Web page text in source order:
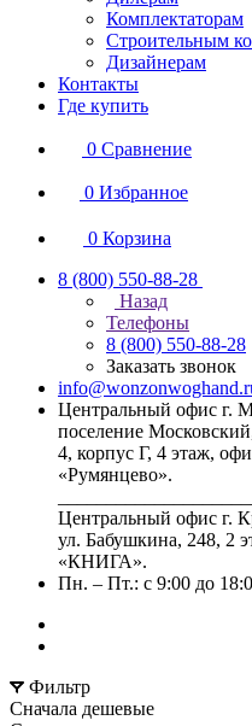
Комплектаторам
Строительным
Дизайнерам
Контакты
Где купить
0 Сравнение
0 Избранное
0 Корзина
8 (800) 550-88-28
Назад
Телефоны
8 (800) 550-88-28
Заказать звонок
Центральный офис г.
поселение
4, корпус Г, 4 этаж,
«Румянцево».
Центральный офис г.
ул. Бабушкина, 248, 2
«КНИГА».
Пн. – Пт.: с 9:00 до
Фильтр
Сначала дешевые